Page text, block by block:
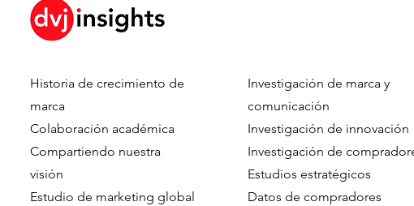
Beyond the Package: How
Visual and Verbal Design
Cues Drive Consumer
Evaluation Through Early
Perceptual Mechanisms
When Do
Choose Greener
The role of
factors
Historia de crecimiento de
marca
Colaboración académica
Compartiendo nuestra
visión
Estudio de marketing global
Investigación de marca y
comunicación
Investigación de innovación
Investigación de
Estudios estratégicos
Datos de compradores